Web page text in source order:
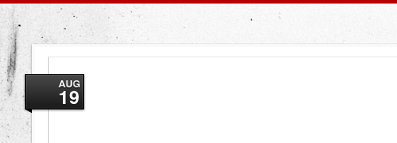
AUG
19